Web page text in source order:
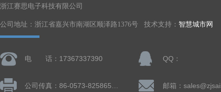
浙江赛思电子科技有限公司
公司地址：浙江省嘉兴市南湖区顺泽路1376号 技术支持： 智慧城市网
电 话：17367337390 QQ：
邮箱：